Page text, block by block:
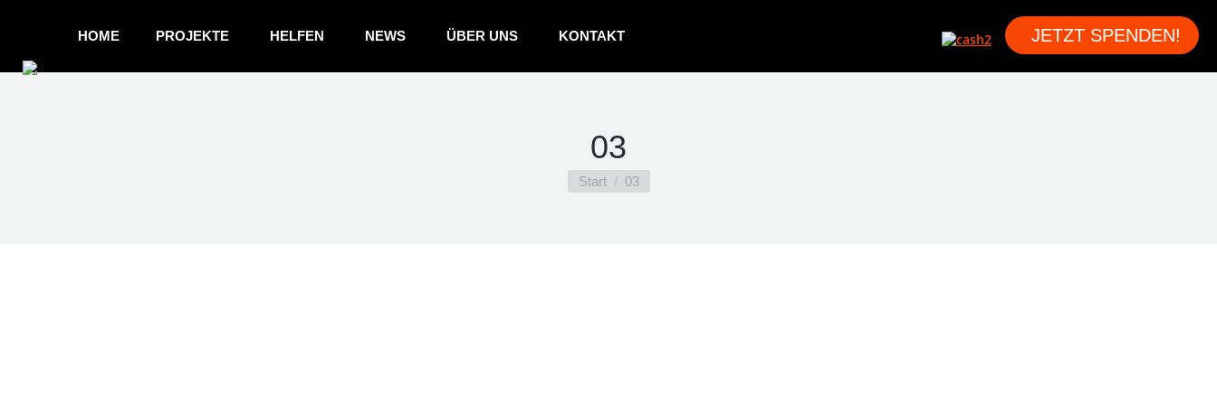
HOME PROJEKTE HELFEN NEWS ÜBER UNS KONTAKT JETZT SPENDEN!
03
Sie befinden sich hier:
Start 03